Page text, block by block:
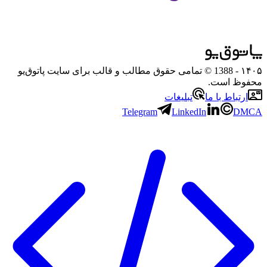
۱۴۰۵
- 1388 © تمامی حقوق مطالب و قالب برای سایت پاتوق‌یو
محفوظ است.
ارتباط با ما
تبلیغات
Telegram
LinkedIn DMCA